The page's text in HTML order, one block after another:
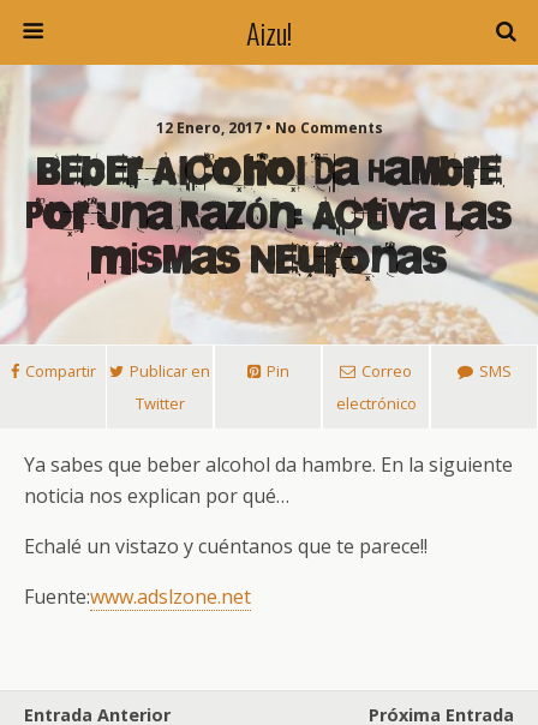
Aizu!
12 Enero, 2017 • No Comments
Beber Alcohol Da Hambre
Por Una Razón: Activa Las
Mismas Neuronas
Compartir
Publicar en
Twitter
Pin
Correo
electrónico
SMS
Ya sabes que beber alcohol da hambre. En la siguiente
noticia nos explican por qué…
Echalé un vistazo y cuéntanos que te parece!!
Fuente:www.adslzone.net
Entrada Anterior
Próxima Entrada